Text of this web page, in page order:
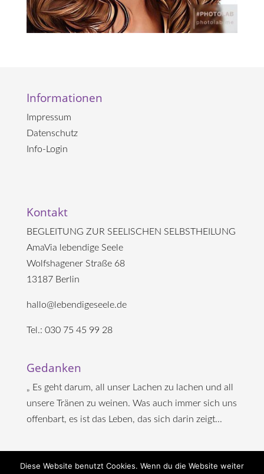
Informationen
Impressum
Datenschutz
Info-Login
Kontakt
BEGLEITUNG ZUR SEELISCHEN SELBSTHEILUNG
AmaVia lebendige Seele
Wolfshagener Straße 68
13187 Berlin
hallo@lebendigeseele.de
Tel.: 030 75 45 99 28
Gedanken
„ Es geht darum, all unser Lachen zu lachen und all
unsere Tränen zu weinen. Was auch immer sich uns
offenbart, es ist das Leben, das sich darin zeigt...
Diese Website benutzt Cookies. Wenn du die Website weiter